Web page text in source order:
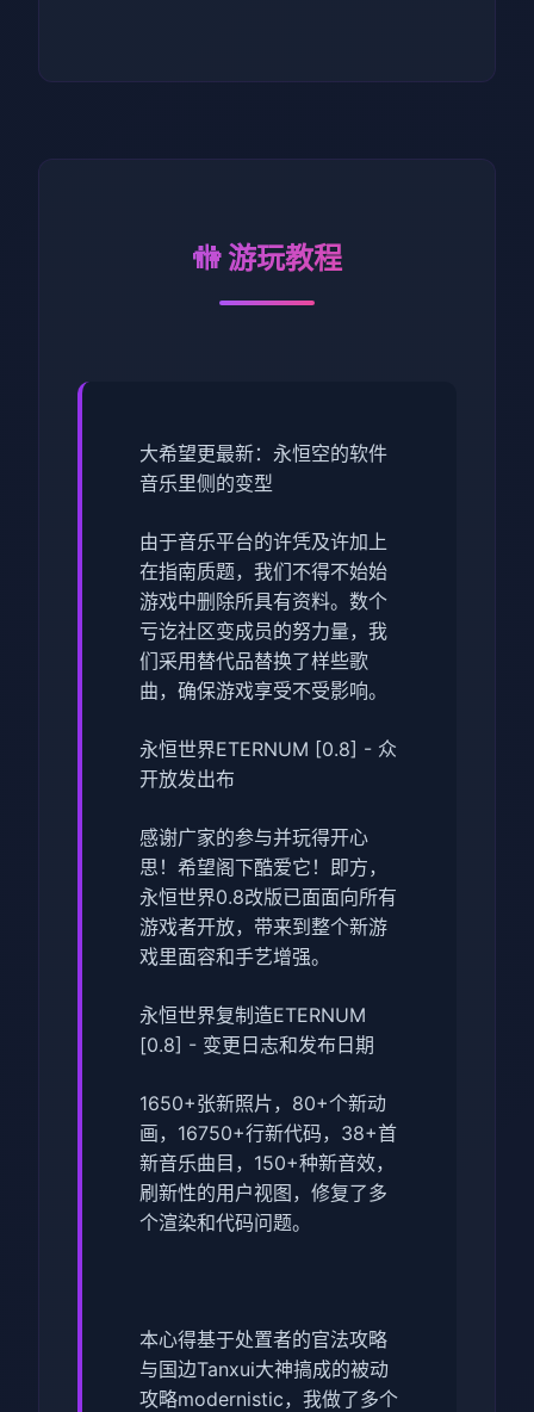
🚻 游玩教程
大希望更最新：永恒空的软件
音乐里侧的变型
由于音乐平台的许凭及许加上
在指南质题，我们不得不始始
游戏中删除所具有资料。数个
亏讫社区变成员的努力量，我
们采用替代品替换了样些歌
曲，确保游戏享受不受影响。
永恒世界ETERNUM [0.8] - 众
开放发出布
感谢广家的参与并玩得开心
思！希望阁下酷爱它！即方，
永恒世界0.8改版已面面向所有
游戏者开放，带来到整个新游
戏里面容和手艺增强。
永恒世界复制造ETERNUM
[0.8] - 变更日志和发布日期
1650+张新照片，80+个新动
画，16750+行新代码，38+首
新音乐曲目，150+种新音效，
刷新性的用户视图，修复了多
个渲染和代码问题。
本心得基于处置者的官法攻略
与国边Tanxui大神搞成的被动
攻略modernistic，我做了多个